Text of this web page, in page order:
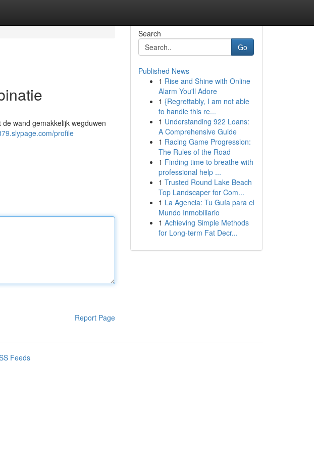
wand gemakkelijk wegduwen
profile
Report Page
Search
Go
Published News
1 Rise and Shine with Online
Alarm You'll Adore
1 {Regrettably, I am not able
to handle this re...
1 Understanding 922 Loans:
A Comprehensive Guide
1 Racing Game Progression:
The Rules of the Road
1 Finding time to breathe with
professional help ...
1 Trusted Round Lake Beach
Top Landscaper for Com...
1 La Agencia: Tu Guía para el
Mundo Inmobiliario
1 Achieving Simple Methods
for Long-term Fat Decr...
Feeds